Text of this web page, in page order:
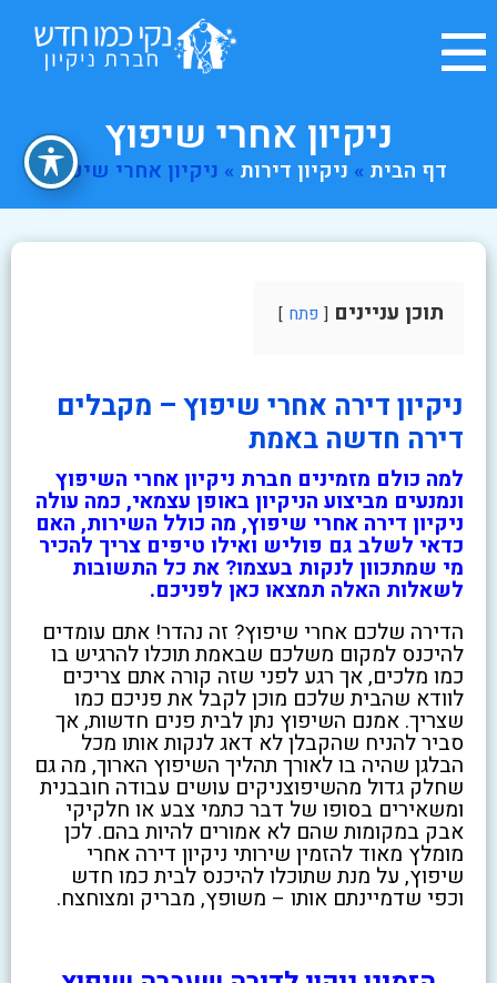
ניקיון אחרי שיפוץ
דף הבית » ניקיון דירות » ניקיון אחרי שיפוץ
תוכן עניינים פתח
ניקיון דירה אחרי שיפוץ – מקבלים
דירה חדשה באמת
למה כולם מזמינים חברת ניקיון אחרי השיפוץ
ונמנעים מביצוע הניקיון באופן עצמאי, כמה עולה
ניקיון דירה אחרי שיפוץ, מה כולל השירות, האם
כדאי לשלב גם פוליש ואילו טיפים צריך להכיר
מי שמתכוון לנקות בעצמו? את כל התשובות
לשאלות האלה תמצאו כאן לפניכם.
הדירה שלכם אחרי שיפוץ? זה נהדר! אתם עומדים
להיכנס למקום משלכם שבאמת תוכלו להרגיש בו
כמו מלכים, אך רגע לפני שזה קורה אתם צריכים
לוודא שהבית שלכם מוכן לקבל את פניכם כמו
שצריך. אמנם השיפוץ נתן לבית פנים חדשות, אך
סביר להניח שהקבלן לא דאג לנקות אותו מכל
הבלגן שהיה בו לאורך תהליך השיפוץ הארוך, מה גם
שחלק גדול מהשיפוצניקים עושים עבודה חובבנית
ומשאירים בסופו של דבר כתמי צבע או חלקיקי
אבק במקומות שהם לא אמורים להיות בהם. לכן
מומלץ מאוד להזמין שירותי ניקיון דירה אחרי
שיפוץ, על מנת שתוכלו להיכנס לבית כמו חדש
וכפי שדמיינתם אותו – משופץ, מבריק ומצוחצח.